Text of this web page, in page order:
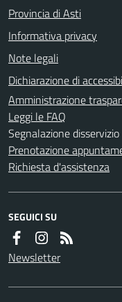
Provincia di Asti
Informativa privacy
Note legali
Dichiarazione di
Amministrazione
Leggi le FAQ
Segnalazione disservizio
Prenotazione
Richiesta d'assistenza
SEGUICI SU
Newsletter